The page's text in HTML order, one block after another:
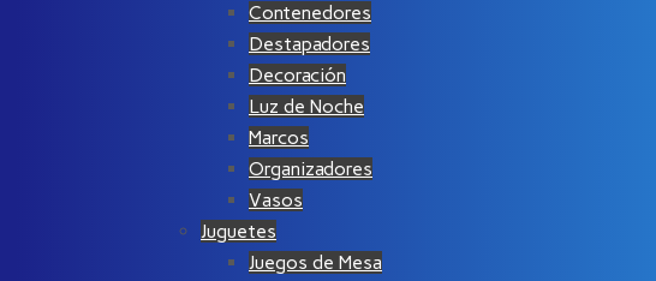
Contenedores
Destapadores
Decoración
Luz de Noche
Marcos
Organizadores
Vasos
Juguetes
Juegos de Mesa